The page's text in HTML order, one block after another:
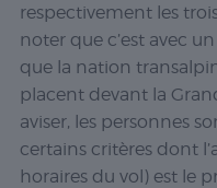
respectivement les
noter que c’est avec
que la nation
placent devant la
aviser, les personnes
certains critères dont
horaires du vol) est le